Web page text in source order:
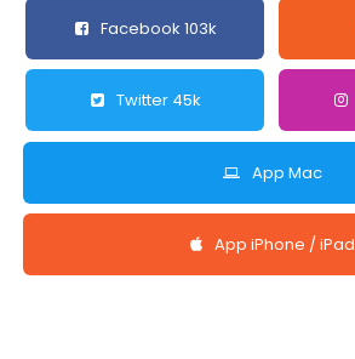
Facebook 103k
Twitter 45k
App Mac
App iPhone / iPad